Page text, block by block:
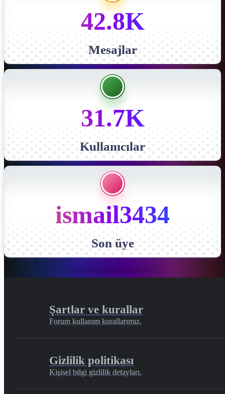
42.8K
Mesajlar
31.7K
Kullanıcılar
ismail3434
Son üye
Şartlar ve kurallar
Forum kullanım kurallarımız.
Gizlilik politikası
Kişisel bilgi gizlilik detayları.